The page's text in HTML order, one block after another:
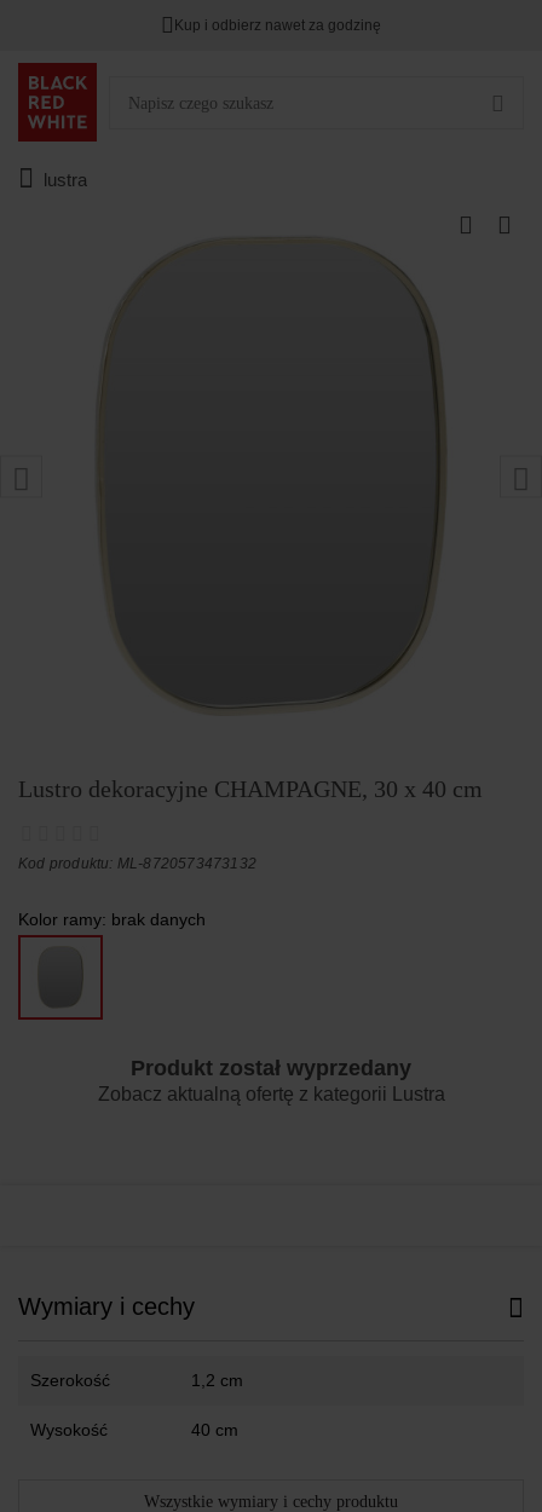
Kup i odbierz nawet za godzinę
lustra
Lustro dekoracyjne CHAMPAGNE, 30 x 40 cm
Kod produktu: ML-8720573473132
Kolor ramy: brak danych
Produkt został wyprzedany
Zobacz aktualną ofertę z kategorii Lustra
Wymiary i cechy
Szerokość 1,2 cm
Wysokość 40 cm
Wszystkie wymiary i cechy produktu